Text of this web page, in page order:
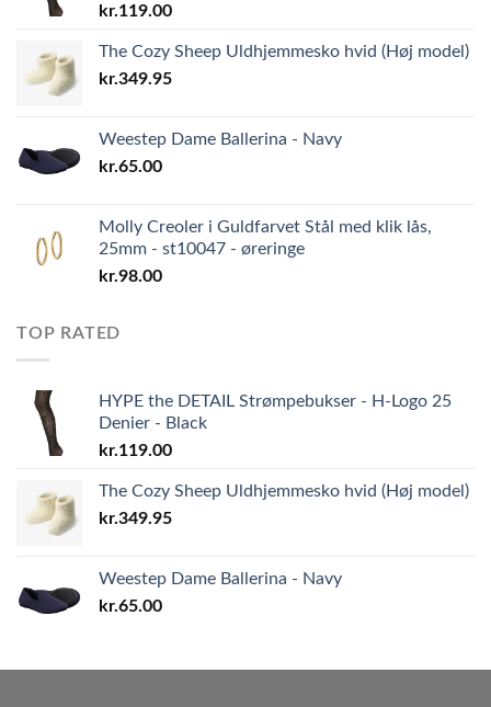
kr.119.00
The Cozy Sheep Uldhjemmesko hvid (Høj model)
kr.349.95
Weestep Dame Ballerina - Navy
kr.65.00
Molly Creoler i Guldfarvet Stål med klik lås,
25mm - st10047 - øreringe
kr.98.00
TOP RATED
HYPE the DETAIL Strømpebukser - H-Logo 25
Denier - Black
kr.119.00
The Cozy Sheep Uldhjemmesko hvid (Høj model)
kr.349.95
Weestep Dame Ballerina - Navy
kr.65.00